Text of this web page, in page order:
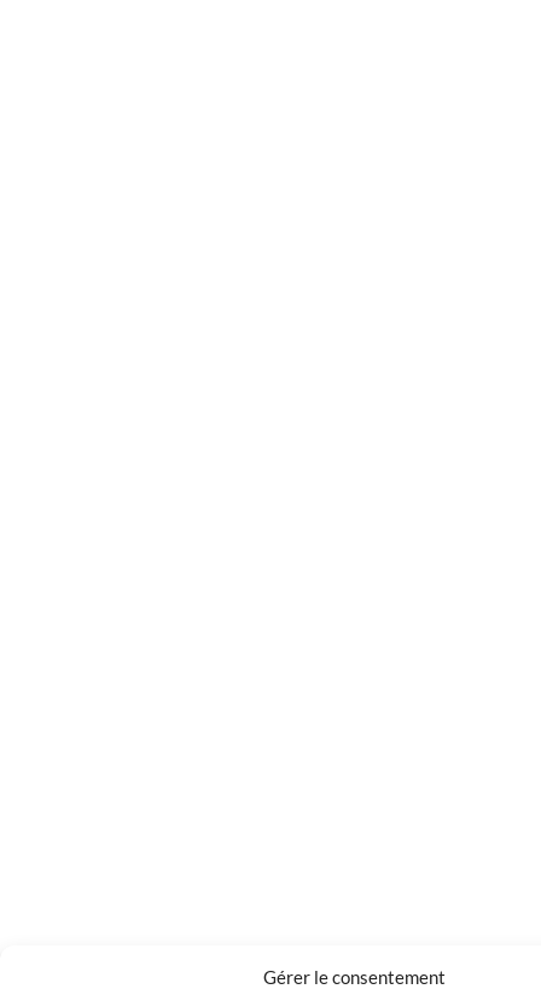
Gérer le consentement